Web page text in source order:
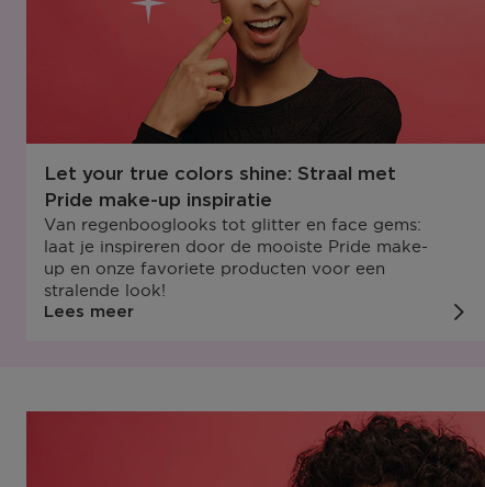
Let your true colors shine: Straal met
Pride make-up inspiratie
Van regenbooglooks tot glitter en face gems:
laat je inspireren door de mooiste Pride make-
up en onze favoriete producten voor een
stralende look!
Lees meer